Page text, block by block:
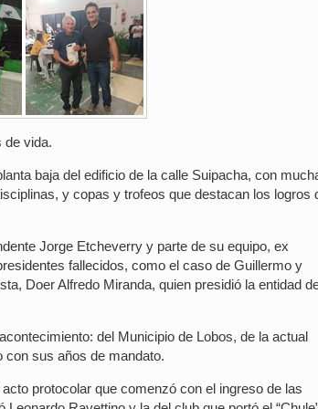
de vida.
baja del edificio de la calle Suipacha, con
y copas y trofeos que destacan los logros
Jorge Etcheverry y parte de su equipo, ex
fallecidos, como el caso de Guillermo y
Doer Alfredo Miranda, quien presidió la entidad
del Municipio de Lobos, de la actual
con sus años de mandato.
protocolar que comenzó con el ingreso de las